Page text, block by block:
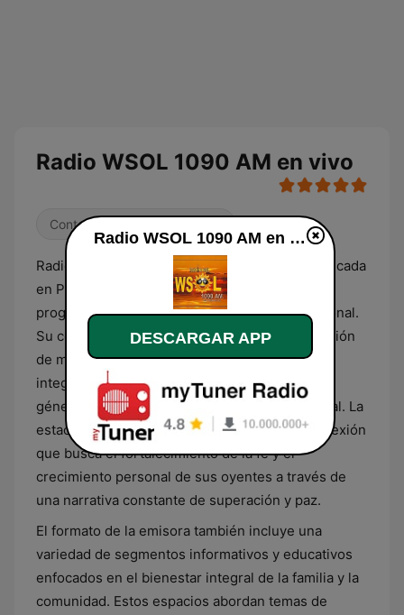
Radio WSOL 1090 AM en vivo
Contemporánea para adultos
Radio WSOL 1090 AM es una emisora radial ubicada
en Puerto Rico que se especializa en una
programación de carácter cristiano e inspiracional.
Su contenido principal está orientado a la difusión
de mensajes de esperanza y valores éticos,
integrando una selección musical que abarca
géneros contemporáneos de temática espiritual. La
estación se posiciona como un espacio de reflexión
que busca el fortalecimiento de la fe y el
crecimiento personal de sus oyentes a través de
una narrativa constante de superación y paz.
El formato de la emisora también incluye una
variedad de segmentos informativos y educativos
enfocados en el bienestar integral de la familia y la
comunidad. Estos espacios abordan temas de
Radio WSOL 1090 AM en vivo
DESCARGAR APP